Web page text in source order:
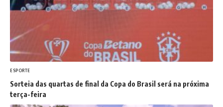
ESPORTE
Sorteia das quartas de final da Copa do Brasil será na próxima
terça-feira